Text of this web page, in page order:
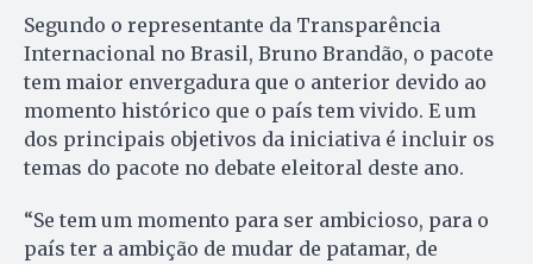
Segundo o representante da Transparência
Internacional no Brasil, Bruno Brandão, o pacote
tem maior envergadura que o anterior devido ao
momento histórico que o país tem vivido. E um
dos principais objetivos da iniciativa é incluir os
temas do pacote no debate eleitoral deste ano.
“Se tem um momento para ser ambicioso, para o
país ter a ambição de mudar de patamar, de